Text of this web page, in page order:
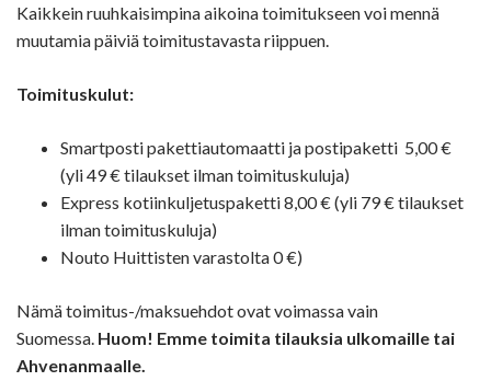
Kaikkein ruuhkaisimpina aikoina toimitukseen voi mennä
muutamia päiviä toimitustavasta riippuen.
Toimituskulut:
Smartposti pakettiautomaatti ja postipaketti 5,00 €
(yli 49 € tilaukset ilman toimituskuluja)
Express kotiinkuljetuspaketti 8,00 € (yli 79 € tilaukset
ilman toimituskuluja)
Nouto Huittisten varastolta 0 €)
Nämä toimitus-/maksuehdot ovat voimassa vain
Suomessa. Huom! Emme toimita tilauksia ulkomaille tai
Ahvenanmaalle.